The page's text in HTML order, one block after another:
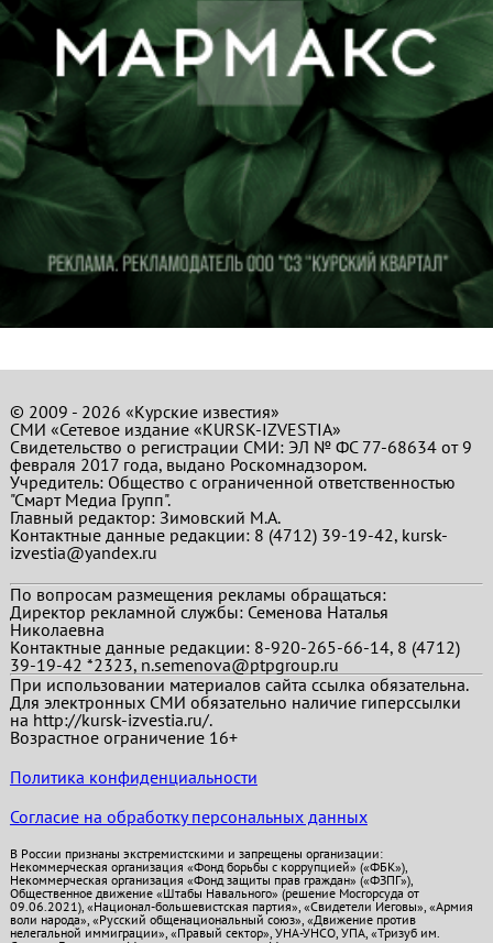
© 2009 - 2026 «Курские известия»
СМИ «Сетевое издание «KURSK-IZVESTIA»
Свидетельство о регистрации СМИ: ЭЛ № ФС 77-68634 от 9
февраля 2017 года, выдано Роскомнадзором.
Учредитель: Общество с ограниченной ответственностью
"Смарт Медиа Групп".
Главный редактор:Зимовский М.А.
Контактные данные редакции: 8 (4712) 39-19-42, kursk-
izvestia@yandex.ru
По вопросам размещения рекламы обращаться:
Директор рекламной службы: Семенова Наталья
Николаевна
Контактные данные редакции: 8-920-265-66-14, 8 (4712)
39-19-42 *2323, n.semenova@ptpgroup.ru
При использовании материалов сайта ссылка обязательна.
Для электронных СМИ обязательно наличие гиперссылки
на http://kursk-izvestia.ru/.
Возрастное ограничение 16+
Политика конфиденциальности
Согласие на обработку персональных данных
В России признаны экстремистскими и запрещены организации:
Некоммерческая организация «Фонд борьбы с коррупцией» («ФБК»),
Некоммерческая организация «Фонд защиты прав граждан» («ФЗПГ»),
Общественное движение «Штабы Навального» (решение Мосгорсуда от
09.06.2021), «Национал-большевистская партия», «Свидетели Иеговы», «Армия
воли народа», «Русский общенациональный союз», «Движение против
нелегальной иммиграции», «Правый сектор», УНА-УНСО, УПА, «Тризуб им.